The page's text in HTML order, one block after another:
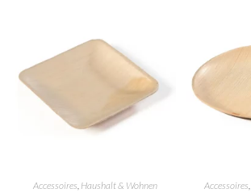
Accessoires, Haushalt & Wohnen Accessoires,